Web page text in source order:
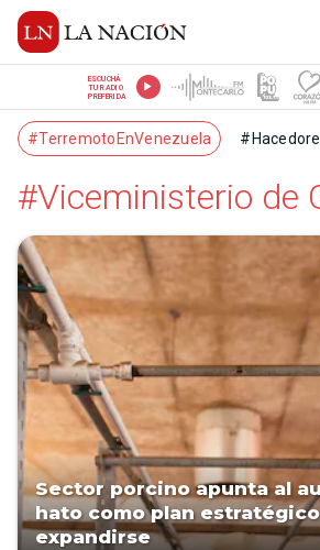
ESCUCHÁ
TU RADIO
PREFERIDA
#TerremotoEnVenezuela
#Viceministerio de
Sector porcino apunta al
hato como plan
expandirse